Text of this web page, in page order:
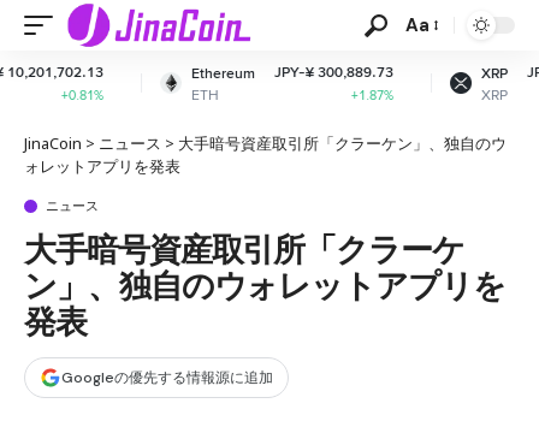
Aa
Ethereum
ETH
JPY-¥ 300,889.73
XRP
XRP
JPY-¥ 164.85
-1.89%
JinaCoin > ニュース > 大手暗号資産取引所「クラーケン」、独自のウ
ォレットアプリを発表
ニュース
大手暗号資産取引所「クラーケ
ン」、独自のウォレットアプリを
発表
Googleの優先する情報源に追加